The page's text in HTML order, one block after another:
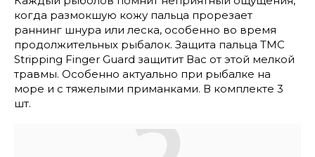
когда размокшую кожу пальца прорезает
раннинг шнура или леска, особенно во время
продолжительных рыбалок. Защита пальца TMC
Stripping Finger Guard защитит Вас от этой мелкой
травмы. Особенно актуально при рыбалке на
море и с тяжелыми приманками. В комплекте 3
шт.